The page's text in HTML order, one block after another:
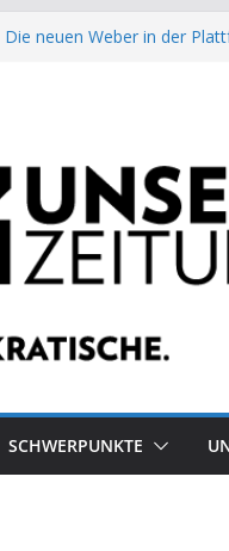
Die neuen Weber in der
SCHWERPUNKTE